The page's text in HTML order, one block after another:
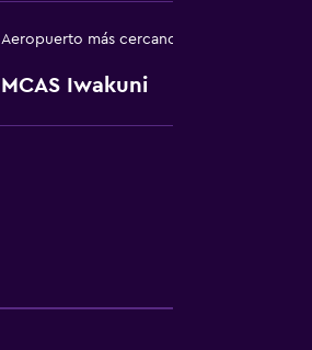
Aeropuerto más cercano
MCAS Iwakuni